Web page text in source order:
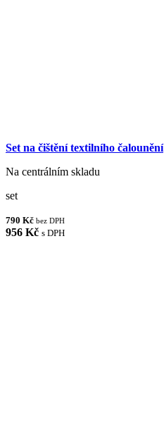
Set na čištění textilního čalounění
Na centrálním skladu
set
790 Kč bez DPH
956 Kč s DPH